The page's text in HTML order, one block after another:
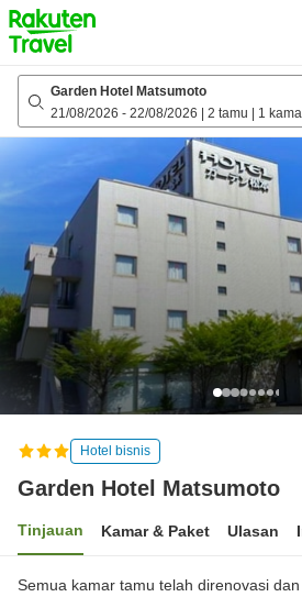
to
top
page
Garden Hotel Matsumoto
21/08/2026 - 22/08/2026 2 tamu 1
Hotel bisnis
Garden Hotel Matsumoto
Tinjauan Kamar & Paket Ulasan
Semua kamar tamu telah direnovasi